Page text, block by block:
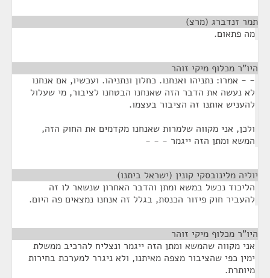
תמר זנדברג (מרצ)
מה פתאום.
היו"ר מכלוף מיקי זוהר
- - אמרו: נתניהו ואנחנו. כחלון ונתניהו. ועכשיו, אם אנחנו
לא נעשה את הדבר הזה שאנחנו הבטחנו לציבור, מי שעלול
להעניש אותנו זה הציבור בעצמו.
ולכן, אני מקווה שלמרות שאנחנו מקדמים את החוק הזה,
המשא ומתן הזה ייגמר - - -
יוליה מלינובסקי קונין (ישראל ביתנו)
הליכוד נכשל במשא ומתן והדבר האחרון שנשאר לו זה
להעביר חוק פיזור הכנסת, בגלל זה אנחנו נמצאים פה היום.
היו"ר מכלוף מיקי זוהר
אני מקווה שהמשא ומתן הזה ייגמר ונצליח להרכיב ממשלת
ימין כפי שהציבור מצפה מאיתנו, ולא ניגרר למערכת בחירות
מיותרת.